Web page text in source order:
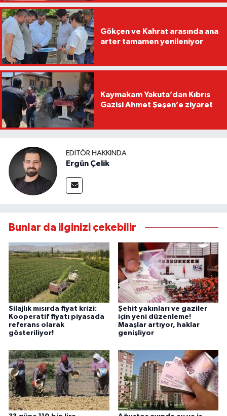
Gökçen ve Kahrat arasında ana
arter tamamen yenileniyor
Kaymakam Yakuta’dan Kıbrıs
Gazisi Ahmet Şeşen’e ziyaret
EDITÖR HAKKINDA
Ergün Çelik
Bunlar da ilginizi çekebilir
Silajlık mısırda fiyat krizi:
Kooperatif fiyatı piyasada
referans olarak
gösteriliyor!
Şehit yakınları ve gaziler
için yeni düzenleme!
Maaşlar artıyor, haklar
genişliyor